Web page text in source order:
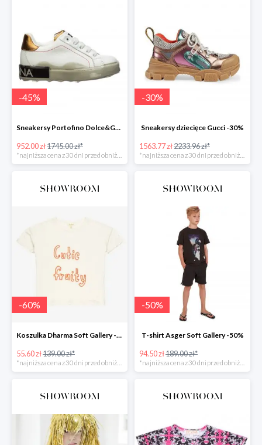
-45%
Sneakersy Portofino Dolce&Gabbana -45%
952.00 zł1745.00 zł*
-30%
Sneakersy dziecięce Gucci -30%
1563.77 zł2233.96 zł*
-60%
Koszulka Dharma Soft Gallery -60%
55.60 zł139.00 zł*
-50%
T-shirt Asger Soft Gallery -50%
94.50 zł189.00 zł*